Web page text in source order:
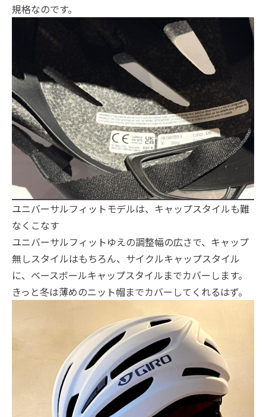
規格なのです。
ユニバーサルフィットモデルは、キャップスタイルも難
なくこなす
ユニバーサルフィットゆえの調整幅の広さで、キャップ
無しスタイルはもちろん、サイクルキャップスタイル
に、ベースボールキャップスタイルまでカバーします。
きっと冬は薄めのニット帽までカバーしてくれるはず。